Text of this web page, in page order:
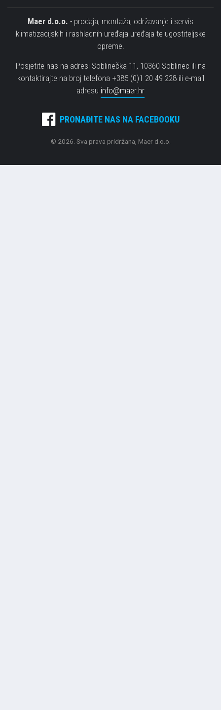
Maer d.o.o. - prodaja, montaža, održavanje i servis
klimatizacijskih i rashladnih uređaja uređaja te ugostiteljske
opreme.
Posjetite nas na adresi Soblinečka 11, 10360 Soblinec ili na
kontaktirajte na broj telefona +385 (0)1 20 49 228 ili e-mail
adresu info@maer.hr
PRONAĐITE NAS NA FACEBOOKU
© 2026. Sva prava pridržana, Maer d.o.o.